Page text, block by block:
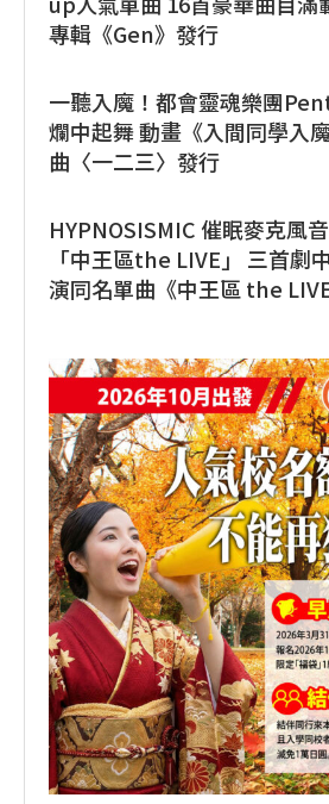
專輯《Gen》發行
一聽入魔！都會靈魂樂團
爛中起舞 動畫《入間同學入
曲〈一二三〉發行
HYPNOSISMIC 催眠麥克風
「中王區the LIVE」 三首劇
演同名單曲《中王區 the